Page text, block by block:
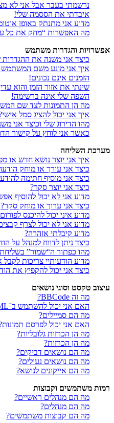
נרשמתי בעבר אבל אני לא
איבדתי את הססמה שלי!
מדוע אני מתנתק באופן
מה האפשרות “מחק את כל
אפשרויות והגדרות משתמש
כיצד אני משנה את ההגדרות
איך אני מונע משם
הזמנים אינם נכונים!
שינתי את אזור הזמן והוא
השפה שלי אינה ברשימה!
מה הן התמונות לצד שם
איך אני יכול להציג סמל
מהו הדירוג שלי וכיצד אני
כאשר אני לוחץ על קישור
מערכת השליחה
איך אני יוצר נושא חדש או
כיצד אני עורך או מוחק
כיצד אני מוסיף חתימה
כיצד אני יוצר סקר?
מדוע אני לא יכול להוסיף
כיצד אני ערוך או מוחק סקר?
מדוע איני יכול להיכנס
מדוע אני לא יכול לצרף
מדוע קיבלתי אזהרה?
כיצד ניתן לדווח למנהל על
מהו כפתור ה“שמור”
מדוע הודעותיי צריכות לקבל
כיצד אני יכול להקפיץ את
עיצוב טקסט וסוגי נושאים
מה זה BBCode?
האם אני יכול להשתמש ב־HTML?
מה הם סמיילים?
האם אני יכול לפרסם
מה הן הכרזות גלובליות?
מה הן הכרזות?
מה הם נושאים דביקים?
מה הם נושאים נעולים?
מה הם אייקונים לנושא?
רמות משתמשים וקבוצות
מה הם מנהלים ראשיים?
מה הם מנהלים?
מה הם קבוצות משתמשים?